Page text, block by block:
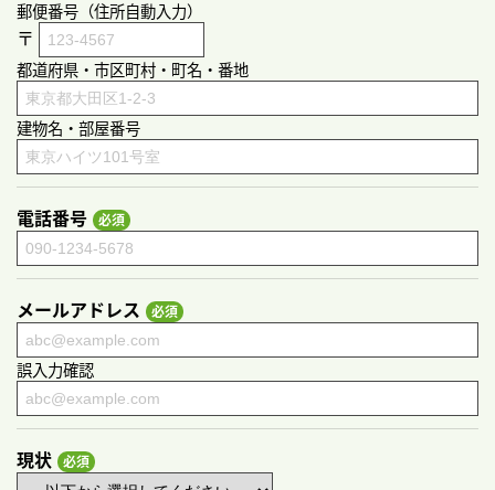
郵便番号（住所自動入力）
〒
都道府県・市区町村・町名・番地
建物名・部屋番号
電話番号
メールアドレス
誤入力確認
現状